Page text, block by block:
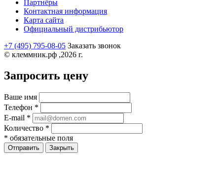
Партнёры
Контактная информация
Карта сайта
Официальный дистрибьютор
+7 (495) 795-08-05 Заказать звонок
© клеммник.рф ,2026 г.
Запросить цену
Ваше имя
Телефон *
E-mail *
Количество *
* обязательные поля
Закрыть